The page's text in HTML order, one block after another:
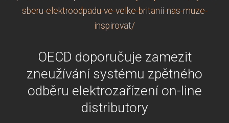
sberu-elektroodpadu-ve-velke-britanii-nas-muze-
inspirovat/
OECD doporučuje zamezit
zneužívání systému zpětného
odběru elektrozařízení on-line
distributory